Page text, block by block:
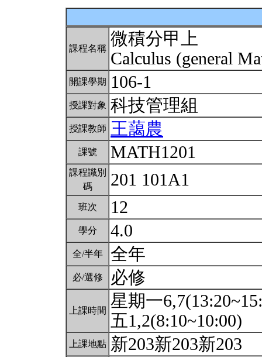
課程名稱 微積分甲上
Calculus (general
開課學期 106-1
授課對象 科技管理組
授課教師 王藹農
課號 MATH1201
課程識別
碼
201 101A1
班次 12
學分 4.0
全/半年 全年
必/選修 必修
上課時間 星期一
五1,2(8:10~10:00)
上課地點 新203新203新203